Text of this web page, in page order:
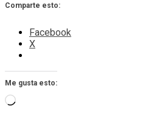
Comparte esto:
Facebook
X
Me gusta esto:
Cargando...